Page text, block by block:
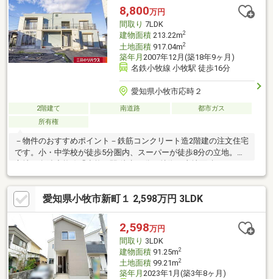
分(約390m)■ ご希望の住まい探しをお手伝いします
━━━━━・・・物件の詳細・ご相談はお気軽にお問い合わせく
ださい。
8,800万円
間取り 7LDK
建物面積213.22m2
土地面積917.04m2
築年月 2007年12月(築18年9ヶ月)
名鉄小牧線 小牧駅 徒歩16分
愛知県小牧市応時２
2階建て 南道路
都市ガス
所有権
－物件のおすすめポイント－鉄筋コンクリート造2階建の注文住宅
です。小・中学校が徒歩5分圏内、スーパーが徒歩8分の立地。▼
米(約277.4坪) ※セットバック約24.75平米を含む・南側接道の敷
地、間口は約27.5mの広さ・現況空家、詳細はお問合せください
▼周辺環境・米野小学校 徒歩2分(約160m)・応時中学校 徒歩5分
(約400m)・イオン小牧店 徒歩8分約600m・セブンイレブン小牧応
時2丁目店 徒歩2分(約130m)※容積率は前面道路幅員により160％
に制限されます
愛知県小牧市新町１ 2,598万円 3LDK
2,598万円
間取り 3LDK
建物面積91.25m2
土地面積99.21m2
築年月 2023年1月(築3年8ヶ月)